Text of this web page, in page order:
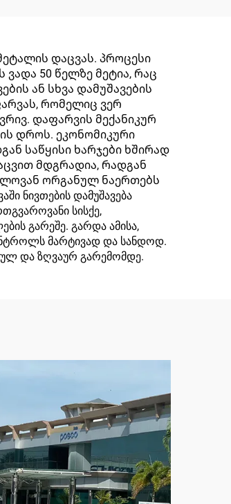
დაცვას. პროცესი
50 წელზე მეტია, რაც
ან სხვა დამუშავების
რომელიც ვერ
დაფარვის მექანიკურ
დროს. ეკონომიკური
საწყისი ხარჯები ხშირად
მდგრადია, რადგან
ორგანულ ნაერთებს
ნივთების დამუშავება
სისქე,
გარეშე. გარდა ამისა,
მარტივად და სანდოდ.
და ზღვაურ გარემომდე.